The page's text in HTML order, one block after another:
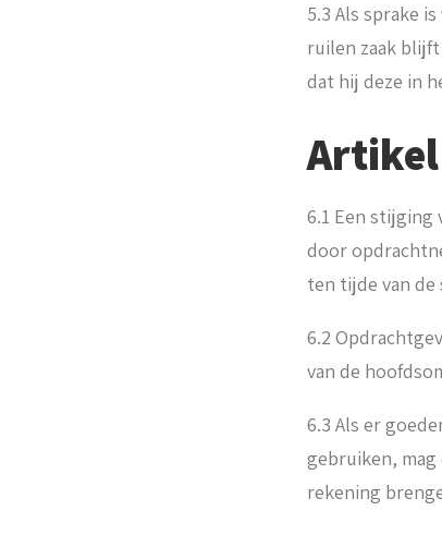
5.3 Als sprake
ruilen zaak
dat hij deze in
6.1 Een stijging
door
ten tijde van
6.2
van de
6.3 Als er
gebruiken, mag
rekening